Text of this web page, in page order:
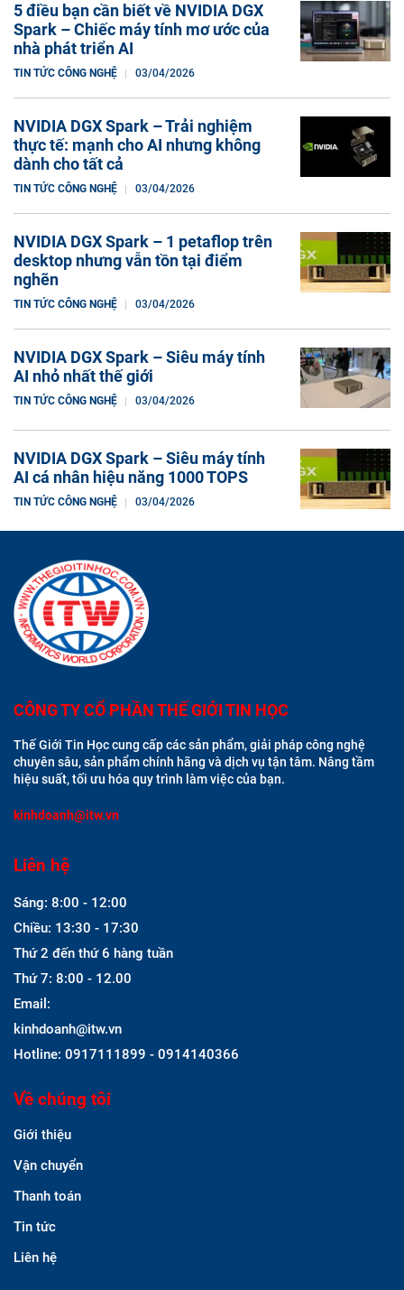
5 điều bạn cần biết về NVIDIA DGX
Spark – Chiếc máy tính mơ ước của
nhà phát triển AI
TIN TỨC CÔNG NGHỆ 03/04/2026
NVIDIA DGX Spark – Trải nghiệm
thực tế: mạnh cho AI nhưng không
dành cho tất cả
TIN TỨC CÔNG NGHỆ 03/04/2026
NVIDIA DGX Spark – 1 petaflop trên
desktop nhưng vẫn tồn tại điểm
nghẽn
TIN TỨC CÔNG NGHỆ 03/04/2026
NVIDIA DGX Spark – Siêu máy tính
AI nhỏ nhất thế giới
TIN TỨC CÔNG NGHỆ 03/04/2026
NVIDIA DGX Spark – Siêu máy tính
AI cá nhân hiệu năng 1000 TOPS
TIN TỨC CÔNG NGHỆ 03/04/2026
CÔNG TY CỔ PHẦN THẾ GIỚI TIN HỌC
Thế Giới Tin Học cung cấp các sản phẩm, giải pháp công nghệ
chuyên sâu, sản phẩm chính hãng và dịch vụ tận tâm. Nâng tầm
hiệu suất, tối ưu hóa quy trình làm việc của bạn.
kinhdoanh@itw.vn
Liên hệ
Sáng: 8:00 - 12:00
Chiều: 13:30 - 17:30
Thứ 2 đến thứ 6 hàng tuần
Thứ 7: 8:00 - 12.00
Email:
kinhdoanh@itw.vn
Hotline: 0917111899 - 0914140366
Về chúng tôi
Giới thiệu
Vận chuyển
Thanh toán
Tin tức
Liên hệ